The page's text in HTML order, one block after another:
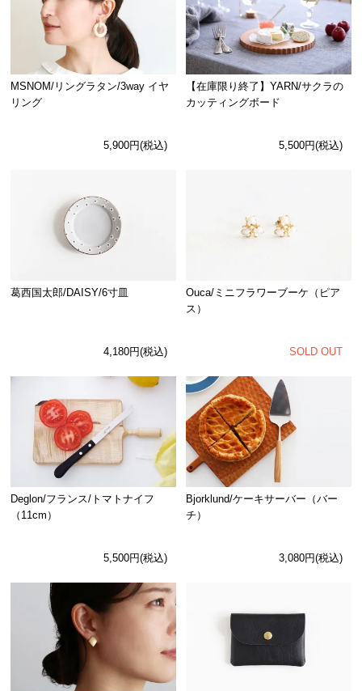
MSNOM/リングラタン/3way イヤ
リング
5,900円(税込)
【在庫限り終了】YARN/サクラの
カッティングボード
5,500円(税込)
葛西国太郎/DAISY/6寸皿
4,180円(税込)
Ouca/ミニフラワーブーケ（ピア
ス）
SOLD OUT
Deglon/フランス/トマトナイフ
（11cm）
5,500円(税込)
Bjorklund/ケーキサーバー（バー
チ）
3,080円(税込)